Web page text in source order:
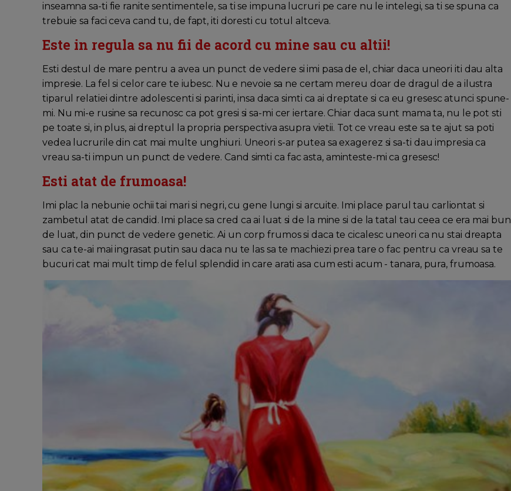
inseamna sa-ti fie ranite sentimentele, sa ti se impuna lucruri pe care nu le intelegi, sa ti se spuna ca
trebuie sa faci ceva cand tu, de fapt, iti doresti cu totul altceva.
Este in regula sa nu fii de acord cu mine sau cu altii!
Esti destul de mare pentru a avea un punct de vedere si imi pasa de el, chiar daca uneori iti dau alta
impresie. La fel si celor care te iubesc. Nu e nevoie sa ne certam mereu doar de dragul de a ilustra
tiparul relatiei dintre adolescenti si parinti, insa daca simti ca ai dreptate si ca eu gresesc atunci spune-
mi. Nu mi-e rusine sa recunosc ca pot gresi si sa-mi cer iertare. Chiar daca sunt mama ta, nu le pot sti
pe toate si, in plus, ai dreptul la propria perspectiva asupra vietii. Tot ce vreau este sa te ajut sa poti
vedea lucrurile din cat mai multe unghiuri. Uneori s-ar putea sa exagerez si sa-ti dau impresia ca
vreau sa-ti impun un punct de vedere. Cand simti ca fac asta, aminteste-mi ca gresesc!
Esti atat de frumoasa!
Imi plac la nebunie ochii tai mari si negri, cu gene lungi si arcuite. Imi place parul tau carliontat si
zambetul atat de candid. Imi place sa cred ca ai luat si de la mine si de la tatal tau ceea ce era mai bun
de luat, din punct de vedere genetic. Ai un corp frumos si daca te cicalesc uneori ca nu stai dreapta
sau ca te-ai mai ingrasat putin sau daca nu te las sa te machiezi prea tare o fac pentru ca vreau sa te
bucuri cat mai mult timp de felul splendid in care arati asa cum esti acum - tanara, pura, frumoasa.